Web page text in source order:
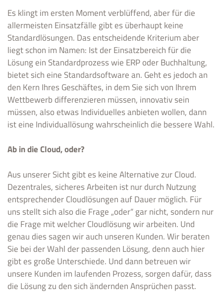
Es klingt im ersten Moment verblüffend, aber für die
allermeisten Einsatzfälle gibt es überhaupt keine
Standardlösungen. Das entscheidende Kriterium aber
liegt schon im Namen: Ist der Einsatzbereich für die
Lösung ein Standardprozess wie ERP oder Buchhaltung,
bietet sich eine Standardsoftware an. Geht es jedoch an
den Kern Ihres Geschäftes, in dem Sie sich von Ihrem
Wettbewerb differenzieren müssen, innovativ sein
müssen, also etwas Individuelles anbieten wollen, dann
ist eine Individuallösung wahrscheinlich die bessere Wahl.
Ab in die Cloud, oder?
Aus unserer Sicht gibt es keine Alternative zur Cloud.
Dezentrales, sicheres Arbeiten ist nur durch Nutzung
entsprechender Cloudlösungen auf Dauer möglich. Für
uns stellt sich also die Frage „oder“ gar nicht, sondern nur
die Frage mit welcher Cloudlösung wir arbeiten. Und
genau dies sagen wir auch unseren Kunden. Wir beraten
Sie bei der Wahl der passenden Lösung, denn auch hier
gibt es große Unterschiede. Und dann betreuen wir
unsere Kunden im laufenden Prozess, sorgen dafür, dass
die Lösung zu den sich ändernden Ansprüchen passt.